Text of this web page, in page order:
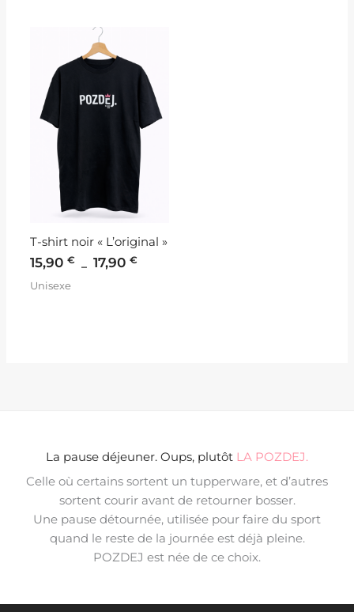
T-shirt noir « L’original »
15,90€
– 17,90€
15,90 €
17,90 €
Unisexe
La pause déjeuner. Oups, plutôt LA POZDEJ.
Celle où certains sortent un tupperware, et d’autres
sortent courir avant de retourner bosser.
Une pause détournée, utilisée pour faire du sport
quand le reste de la journée est déjà pleine.
POZDEJ est née de ce choix.